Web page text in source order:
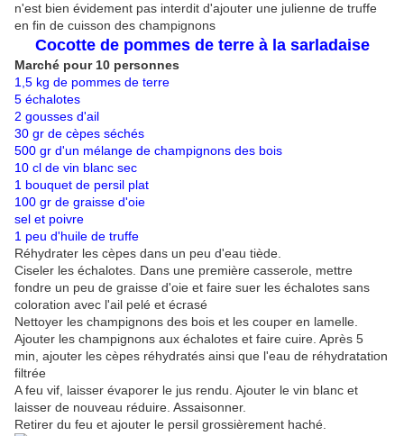
n'est bien évidement pas interdit d'ajouter une julienne de truffe
en fin de cuisson des champignons
Cocotte de pommes de terre à la sarladaise
Marché pour 10 personnes
1,5 kg de pommes de terre
5 échalotes
2 gousses d'ail
30 gr de cèpes séchés
500 gr d'un mélange de champignons des bois
10 cl de vin blanc sec
1 bouquet de persil plat
100 gr de graisse d'oie
sel et poivre
1 peu d'huile de truffe
Réhydrater les cèpes dans un peu d'eau tiède.
Ciseler les échalotes. Dans une première casserole, mettre
fondre un peu de graisse d'oie et faire suer les échalotes sans
coloration avec l'ail pelé et écrasé
Nettoyer les champignons des bois et les couper en lamelle.
Ajouter les champignons aux échalotes et faire cuire. Après 5
min, ajouter les cèpes réhydratés ainsi que l'eau de réhydratation
filtrée
A feu vif, laisser évaporer le jus rendu. Ajouter le vin blanc et
laisser de nouveau réduire. Assaisonner.
Retirer du feu et ajouter le persil grossièrement haché.